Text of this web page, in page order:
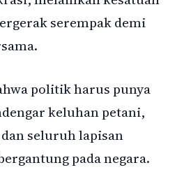
serempak demi
politik harus punya
keluhan petani,
seluruh lapisan
pada negara.